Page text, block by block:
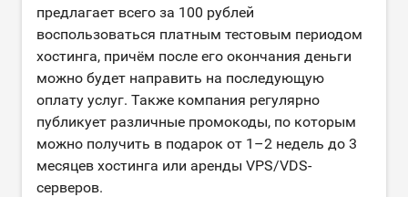
предлагает всего за 100 рублей
воспользоваться платным тестовым периодом
хостинга, причём после его окончания деньги
можно будет направить на последующую
оплату услуг. Также компания регулярно
публикует различные промокоды, по которым
можно получить в подарок от 1–2 недель до 3
месяцев хостинга или аренды VPS/VDS-
серверов.